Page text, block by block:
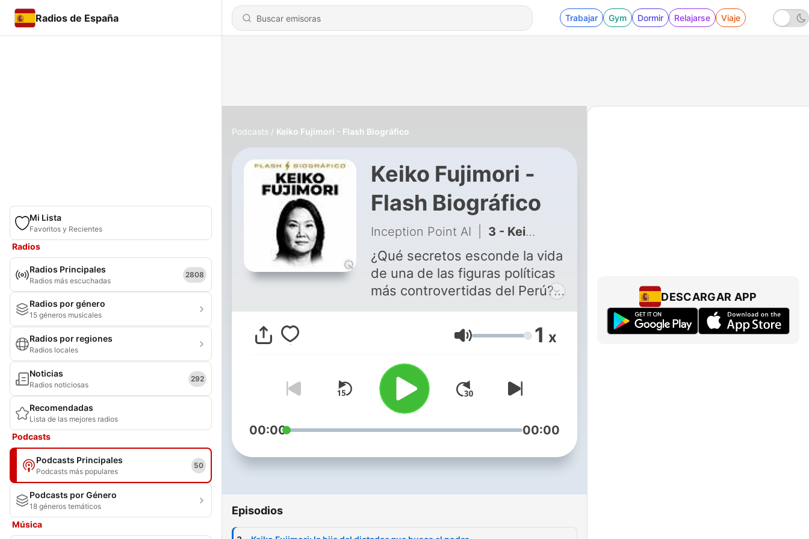
Radios de España Trabajar Gym Dormir Relajarse Viaje
Mi Lista
Favoritos y Recientes
Radios
Radios Principales
Radios más escuchadas
2808
Radios por género
15 géneros musicales
Radios por regiones
Radios locales
Noticias
Radios noticiosas
292
Recomendadas
Lista de las mejores radios
Podcasts
Podcasts Principales
Podcasts más populares
50
Podcasts por Género
18 géneros temáticos
Música
Podcasts Keiko Fujimori - Flash Biográfico
Keiko Fujimori -
Flash Biográfico
Inception Point AI 3 - Keiko Fujimori: la hija del dictador que busca el poder
¿Qué secretos esconde la vida
de una de las figuras políticas
más controvertidas del Perú?
Keiko Fujimori ha marcado la
historia contemporánea de su
país de maneras que pocos
imaginaron. Este podcast
biográfico te sumerge en la
fascinante trayectoria de la hija
del expresidente Alberto
Fujimori, desde su infancia en
convertirse en una influyente
momentos decisivos que
batallas judiciales que ha
Volumen 1 x
00:00 00:00
Episodios
DESCARGAR APP